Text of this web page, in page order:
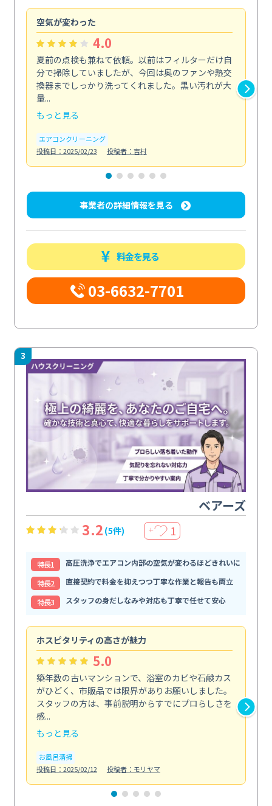
空気が変わった
4.0
夏前の点検も兼ねて依頼。以前はフィルターだけ自
分で掃除していましたが、今回は奥のファンや熱交
換器までしっかり洗ってくれました。黒い汚れが大
量...
もっと見る
エアコンクリーニング
投稿日：2025/02/23
投稿者：吉村
事業者の詳細情報を見る
料金を見る
03-6632-7701
3
ベアーズ
3.2 (5件) ＋ 1
特⻑1
高圧洗浄でエアコン内部の空気が変わるほどきれいに
特⻑2
直接契約で料金を抑えつつ丁寧な作業と報告も両立
特⻑3
スタッフの身だしなみや対応も丁寧で任せて安心
ホスピタリティの高さが魅力
5.0
築年数の古いマンションで、浴室のカビや石鹸カス
がひどく、市販品では限界がありお願いしました。
スタッフの方は、事前説明からすでにプロらしさを
感...
もっと見る
お風呂清掃
投稿日：2025/02/12
投稿者：モリヤマ